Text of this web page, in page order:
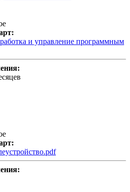
и управление программным